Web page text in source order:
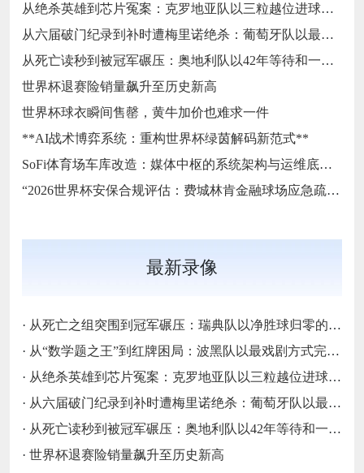
从绝杀英雄到芯片冤案：克罗地亚队以三粒越位进球和一次头发触球挥别莫德里奇最后一舞
从六届破门纪录到补时遭梅里诺绝杀：葡萄牙队以最残酷方式挥别C罗二十载征途
从死亡读秒到被冠军碾压：奥地利队以42年等待和一场“希区柯克剧本”挥别北美
世界杯退赛险销量飙升至历史新高
世界杯球衣瞬间售罄，黄牛加价也难求一件
**AI战术博弈系统：重构世界杯绿茵解码新范式**
SoFi体育场车库改造：媒体中枢的系统架构与运维底层逻辑
“2026世界杯安保合规评估：费城林肯金融球场应急疏散通道宽度标准核查”
最新录像
· 从死亡之组突围到冠军碾压：瑞典队以净胜球归零的戏剧性和一场大胜告别三十二强
· 从“数学题之王”到红牌困局：波黑队以最戏剧方式完成首次淘汰赛之旅的哲学课
· 从绝杀英雄到芯片冤案：克罗地亚队以三粒越位进球和一次头发触球挥别莫德里奇最后一舞
· 从六届破门纪录到补时遭梅里诺绝杀：葡萄牙队以最残酷方式挥别C罗二十载征途
· 从死亡读秒到被冠军碾压：奥地利队以42年等待和一场“希区柯克剧本”挥别北美
· 世界杯退赛险销量飙升至历史新高